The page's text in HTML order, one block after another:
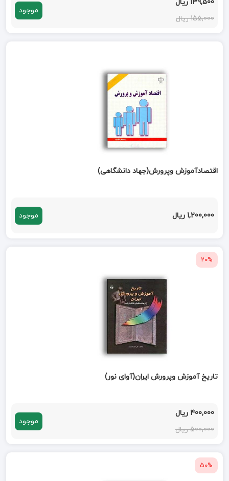
139,500 ریال
155,000 ریال
موجود
اقتصادآموزش وپرورش(جهاد دانشگاهی)
1,200,000 ریال موجود
20%
تاریخ آموزش وپرورش ایران(آوای نور)
400,000 ریال
500,000 ریال
موجود
50%